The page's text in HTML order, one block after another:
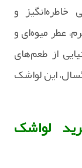
و
عطر میوه‌ای و
از طعم‌های
این لواشک
لواشک